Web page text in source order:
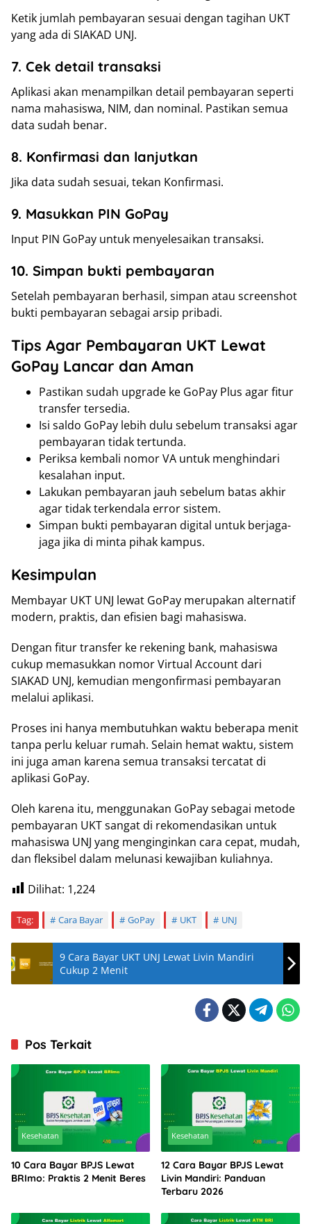
Ketik jumlah pembayaran sesuai dengan tagihan UKT
yang ada di SIAKAD UNJ.
7. Cek detail transaksi
Aplikasi akan menampilkan detail pembayaran seperti
nama mahasiswa, NIM, dan nominal. Pastikan semua
data sudah benar.
8. Konfirmasi dan lanjutkan
Jika data sudah sesuai, tekan Konfirmasi.
9. Masukkan PIN GoPay
Input PIN GoPay untuk menyelesaikan transaksi.
10. Simpan bukti pembayaran
Setelah pembayaran berhasil, simpan atau screenshot
bukti pembayaran sebagai arsip pribadi.
Tips Agar Pembayaran UKT Lewat
GoPay Lancar dan Aman
Pastikan sudah upgrade ke GoPay Plus agar fitur
transfer tersedia.
Isi saldo GoPay lebih dulu sebelum transaksi agar
pembayaran tidak tertunda.
Periksa kembali nomor VA untuk menghindari
kesalahan input.
Lakukan pembayaran jauh sebelum batas akhir
agar tidak terkendala error sistem.
Simpan bukti pembayaran digital untuk berjaga-
jaga jika di minta pihak kampus.
Kesimpulan
Membayar UKT UNJ lewat GoPay merupakan alternatif
modern, praktis, dan efisien bagi mahasiswa.
Dengan fitur transfer ke rekening bank, mahasiswa
cukup memasukkan nomor Virtual Account dari
SIAKAD UNJ, kemudian mengonfirmasi pembayaran
melalui aplikasi.
Proses ini hanya membutuhkan waktu beberapa menit
tanpa perlu keluar rumah. Selain hemat waktu, sistem
ini juga aman karena semua transaksi tercatat di
aplikasi GoPay.
Oleh karena itu, menggunakan GoPay sebagai metode
pembayaran UKT sangat di rekomendasikan untuk
mahasiswa UNJ yang menginginkan cara cepat, mudah,
dan fleksibel dalam melunasi kewajiban kuliahnya.
Dilihat: 1,224
Tag: Cara Bayar GoPay UKT UNJ
9 Cara Bayar UKT UNJ Lewat Livin Mandiri
Cukup 2 Menit
Pos Terkait
Kesehatan
10 Cara Bayar BPJS Lewat
BRImo: Praktis 2 Menit Beres
Kesehatan
12 Cara Bayar BPJS Lewat
Livin Mandiri: Panduan
Terbaru 2026